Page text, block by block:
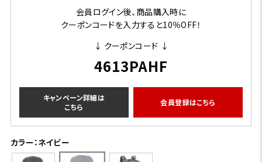
会員ログイン後、商品購入時に
クーポンコードを入力すると10％OFF！
↓ クーポンコード ↓
4613PAHF
キャンペーン詳細は
こちら
会員登録はこちら
カラー：ネイビー